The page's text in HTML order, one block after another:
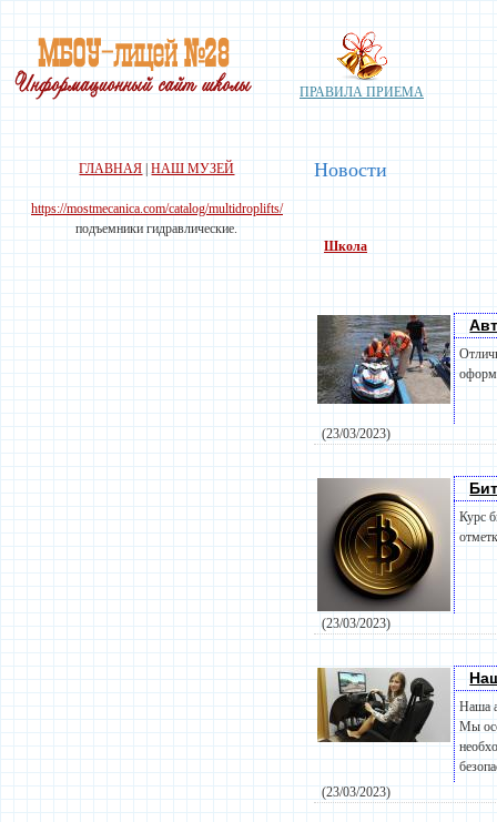
ПРАВИЛА ПРИЕМА
ГЛАВНАЯ |НАШ МУЗЕЙ
https://mostmecanica.com/catalog/multidroplifts/
подъемники гидравлические.
Новости
Школа
(23/03/2023)
Курс
(23/03/2023)
Наша
Мы
(23/03/2023)